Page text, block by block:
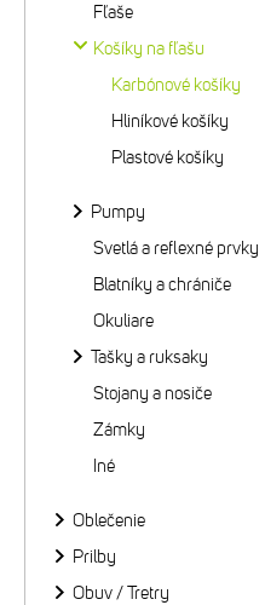
Fľaše
Košíky na fľašu
Karbónové košíky
Hliníkové košíky
Plastové košíky
Pumpy
Svetlá a reflexné prvky
Blatníky a chrániče
Okuliare
Tašky a ruksaky
Stojany a nosiče
Zámky
Iné
Oblečenie
Prilby
Obuv / Tretry